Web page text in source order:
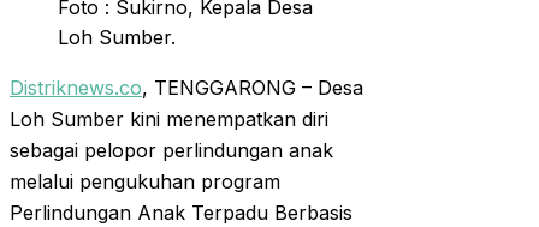
Foto : Sukirno, Kepala Desa
Loh Sumber.
Distriknews.co, TENGGARONG – Desa
Loh Sumber kini menempatkan diri
sebagai pelopor perlindungan anak
melalui pengukuhan program
Perlindungan Anak Terpadu Berbasis